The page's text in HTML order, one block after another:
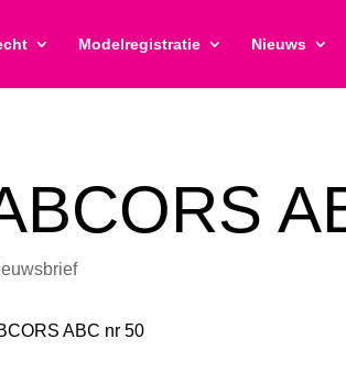
Modelregistratie Nieuws
ABC nr 50